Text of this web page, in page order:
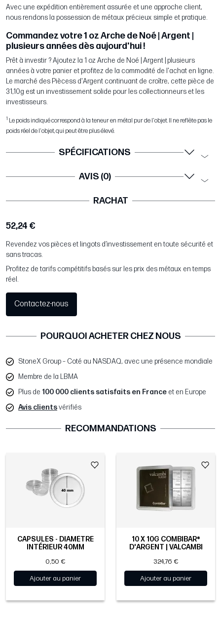
Avec une expédition entièrement assurée et une approche client,
nous rendons la possession de métaux précieux simple et pratique.
Commandez votre 1 oz Arche de Noé | Argent |
plusieurs années dès aujourd'hui !
Prêt à investir ? Ajoutez la 1 oz Arche de Noé | Argent | plusieurs
années à votre panier et profitez de la commodité de l'achat en ligne.
Le marché des Piècess d'Argent continuant de croître, cette pièce de
31,10g est un investissement solide pour les collectionneurs et les
investisseurs.
1 Le poids indiqué correspond à la teneur en métal pur de l'objet. Il ne reflète pas le
poids réel de l'objet, qui peut être plus élevé.
SPÉCIFICATIONS
AVIS (0)
RACHAT
52,24 €
Revendez vos pièces et lingots d’investissement en toute sécurité et
sans tracas.
Profitez de tarifs compétitifs basés sur les prix des métaux en temps
réel.
Contactez-nous
POURQUOI ACHETER CHEZ NOUS
StoneX Group – Coté au NASDAQ, avec une présence mondiale
Membre de la LBMA
Plus de 100 000 clients satisfaits en France et en Europe
Avis clientsvérifiés
RECOMMANDATIONS
CAPSULES - DIAMÈTRE
INTÉRIEUR 40MM
0,50 €
Ajouter au panier
10 X 10G COMBIBAR®
D'ARGENT | VALCAMBI
324,76 €
Ajouter au panier